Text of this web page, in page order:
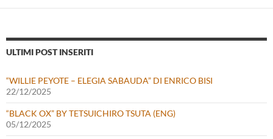
ULTIMI POST INSERITI
“WILLIE PEYOTE – ELEGIA SABAUDA” DI ENRICO BISI
22/12/2025
“BLACK OX” BY TETSUICHIRO TSUTA (ENG)
05/12/2025